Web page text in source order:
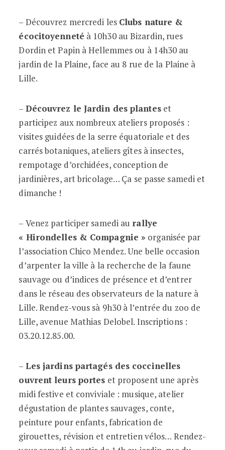
– Découvrez mercredi les Clubs nature &
écocitoyenneté à 10h30 au Bizardin, rues
Dordin et Papin à Hellemmes ou à 14h30 au
jardin de la Plaine, face au 8 rue de la Plaine à
Lille.
– Découvrez le Jardin des planteset
participez aux nombreux ateliers proposés :
visites guidées de la serre équatoriale et des
carrés botaniques, ateliers gîtes à insectes,
rempotage d’orchidées, conception de
jardinières, art bricolage… Ça se passe samedi et
dimanche !
– Venez participer samedi au rallye
« Hirondelles & Compagnie » organisée par
l’association Chico Mendez. Une belle occasion
d’arpenter la ville à la recherche de la faune
sauvage ou d’indices de présence et d’entrer
dans le réseau des observateurs de la nature à
Lille. Rendez-vous sà 9h30 à l’entrée du zoo de
Lille, avenue Mathias Delobel. Inscriptions :
03.20.12.85.00.
– Les jardins partagés des coccinelles
ouvrent leurs portes et proposent une après
midi festive et conviviale : musique, atelier
dégustation de plantes sauvages, conte,
peinture pour enfants, fabrication de
girouettes, révision et entretien vélos… Rendez-